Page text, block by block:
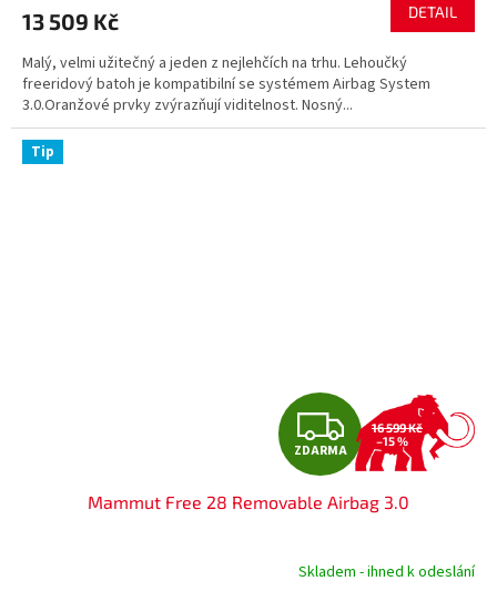
A
13 509 Kč DETAIL
Malý, velmi užitečný a jeden z nejlehčích na trhu. Lehoučký
freeridový batoh je kompatibilní se systémem Airbag System
3.0.Oranžové prvky zvýrazňují viditelnost. Nosný...
Tip
Z
D
A
R
ZDARMA
16 599 Kč
–15 %
Mammut Free 28 Removable Airbag 3.0
Skladem - ihned k odeslání